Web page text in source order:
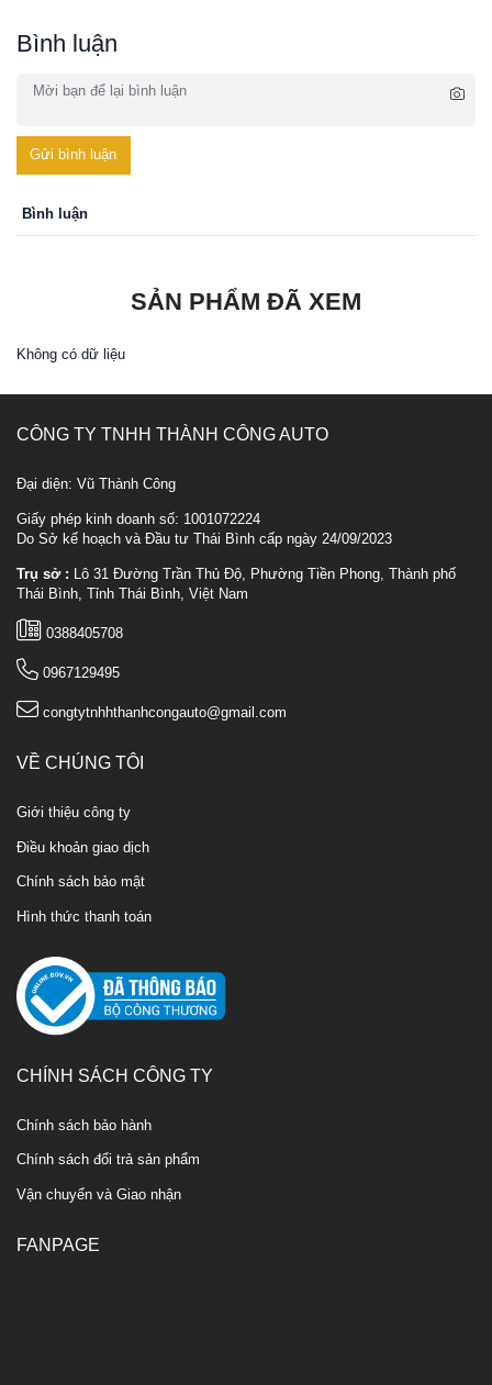
Bình luận
Gửi bình luận
Bình luận
SẢN PHẨM ĐÃ XEM
Không có dữ liệu
CÔNG TY TNHH THÀNH CÔNG AUTO
Đại diện: Vũ Thành Công
Giấy phép kinh doanh số: 1001072224
Do Sở kế hoạch và Đầu tư Thái Bình cấp ngày 24/09/2023
Trụ sở : Lô 31 Đường Trần Thủ Độ, Phường Tiền Phong, Thành phố
Thái Bình, Tỉnh Thái Bình, Việt Nam
0388405708
0967129495
congtytnhhthanhcongauto@gmail.com
VỀ CHÚNG TÔI
Giới thiệu công ty
Điều khoản giao dịch
Chính sách bảo mật
Hình thức thanh toán
CHÍNH SÁCH CÔNG TY
Chính sách bảo hành
Chính sách đổi trả sản phẩm
Vận chuyển và Giao nhận
FANPAGE